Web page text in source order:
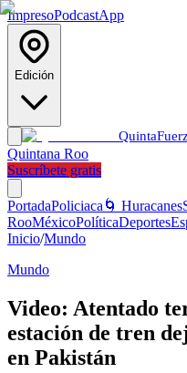
ImpresoPodcastApp
Edición
Quinta
Quintana Roo
Suscríbete gratis
PortadaPoliciaca 🌀 Huracanes
RooMéxicoPolíticaDeportes
Inicio/Mundo
Mundo
Video: Atentado
estación de tren
en Pakistán